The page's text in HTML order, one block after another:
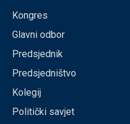
Kongres
Glavni odbor
Predsjednik
Predsjedništvo
Kolegij
Politički savjet